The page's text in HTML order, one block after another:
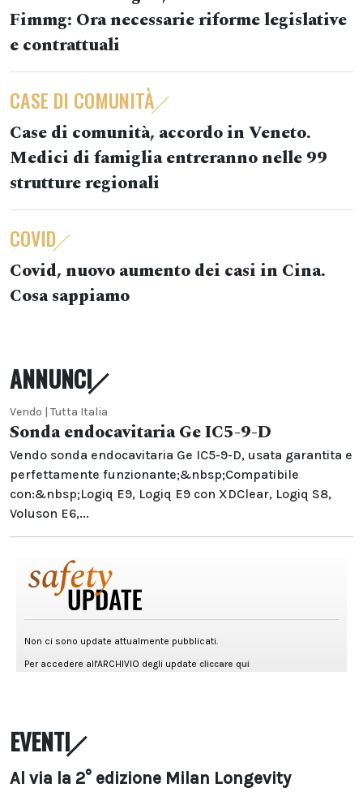
Fimmg: Ora necessarie riforme legislative
e contrattuali
CASE DI COMUNITÀ
Case di comunità, accordo in Veneto.
Medici di famiglia entreranno nelle 99
strutture regionali
COVID
Covid, nuovo aumento dei casi in Cina.
Cosa sappiamo
ANNUNCI
Vendo | Tutta Italia
Sonda endocavitaria Ge IC5-9-D
Vendo sonda endocavitaria Ge IC5-9-D, usata garantita e
perfettamente funzionante;&nbsp;Compatibile
con:&nbsp;Logiq E9, Logiq E9 con XDClear, Logiq S8,
Voluson E6,...
EVENTI
Al via la 2° edizione Milan Longevity